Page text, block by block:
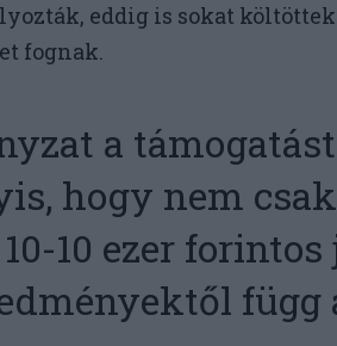
eddig is sokat
fognak.
a
hogy nem
10 ezer